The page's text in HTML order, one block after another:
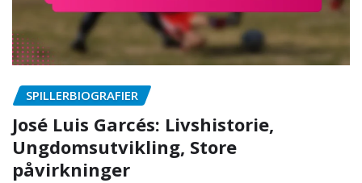
SPILLERBIOGRAFIER
José Luis Garcés: Livshistorie,
Ungdomsutvikling, Store
påvirkninger